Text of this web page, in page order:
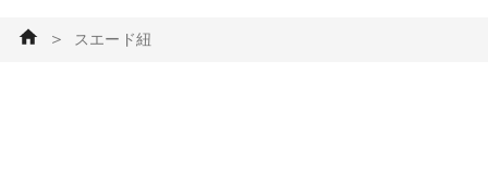
＞ スエード紐